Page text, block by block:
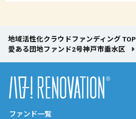
地域活性化クラウドファンディング TOP
愛ある団地ファンド2号神戸市垂水区
ファンド一覧